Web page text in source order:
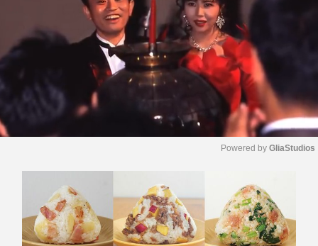
u
t
e
Powered by GliaStudios